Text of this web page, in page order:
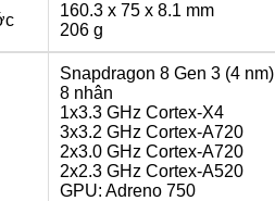
160.3 x 75 x 8.1 mm
206 g
Snapdragon 8 Gen 3 (4 nm)
8 nhân
1x3.3 GHz Cortex-X4
3x3.2 GHz Cortex-A720
2x3.0 GHz Cortex-A720
2x2.3 GHz Cortex-A520
GPU: Adreno 750